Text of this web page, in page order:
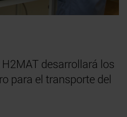
desarrollará los
para el transporte del